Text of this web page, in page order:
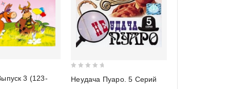
3 (123-
out
Неудача Пуаро. 5 Серий